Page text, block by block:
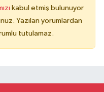
kabul etmiş bulunuyor
Yazılan yorumlardan
tutulamaz.